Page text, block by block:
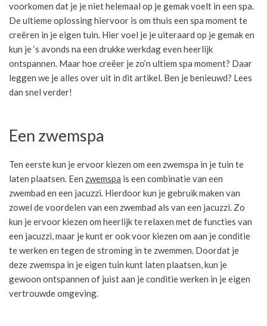
voorkomen dat je je niet helemaal op je gemak voelt in een spa.
De ultieme oplossing hiervoor is om thuis een spa moment te
creëren in je eigen tuin. Hier voel je je uiteraard op je gemak en
kun je ‘s avonds na een drukke werkdag even heerlijk
ontspannen. Maar hoe creëer je zo’n ultiem spa moment? Daar
leggen we je alles over uit in dit artikel. Ben je benieuwd? Lees
dan snel verder!
Een zwemspa
Ten eerste kun je ervoor kiezen om een zwemspa in je tuin te
laten plaatsen. Een zwemspa is een combinatie van een
zwembad en een jacuzzi. Hierdoor kun je gebruik maken van
zowel de voordelen van een zwembad als van een jacuzzi. Zo
kun je ervoor kiezen om heerlijk te relaxen met de functies van
een jacuzzi, maar je kunt er ook voor kiezen om aan je conditie
te werken en tegen de stroming in te zwemmen. Doordat je
deze zwemspa in je eigen tuin kunt laten plaatsen, kun je
gewoon ontspannen of juist aan je conditie werken in je eigen
vertrouwde omgeving.